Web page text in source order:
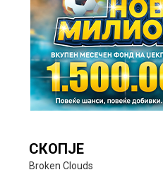
СКОПЈЕ
Broken Clouds